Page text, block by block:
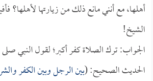
أهلها، مع أنني مانع ذلك من زيارتها لأهلها؟
الشيخ!
الجواب: ترك الصلاة كفر أكبر؛ لقول النبي
الحديث الصحيح: (بين الرجل وبين الكفر